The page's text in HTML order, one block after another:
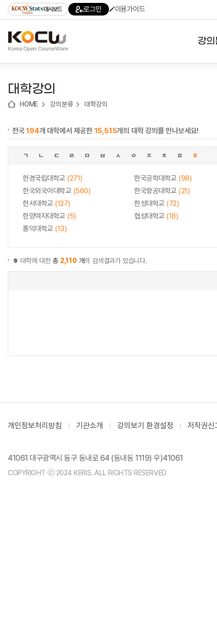
기
기
기
content)
가
대시보드 로그인 이용가이드
강
대학강의
HOME 강의분류 대학강의
전국194개 대학에서 제공한 15,515개의 대학 강의를 만나보세요!
ㄱ ㄴ ㄷ ㄹ ㅁ ㅂ ㅅ ㅇ ㅈ ㅊ ㅍ ㅎ
한경국립대학교 (271) 한국공학대학교 (98)
한국외국어대학교 (560) 한국항공대학교 (21)
한서대학교 (127) 한성대학교 (72)
한양여자대학교 (5) 협성대학교 (18)
홍익대학교 (13)
ㅎ 대학에 대한총 2,110 개의 검색결과가 있습니다.
개인정보처리방침 기관소개 강의보기 환경설정 저작권신
41061 대구광역시 동구 동내로 64 (동내동 1119) 우)41061
COPYRIGHT ⓒ 2024 KERIS. ALL RIGHTS RESERVED